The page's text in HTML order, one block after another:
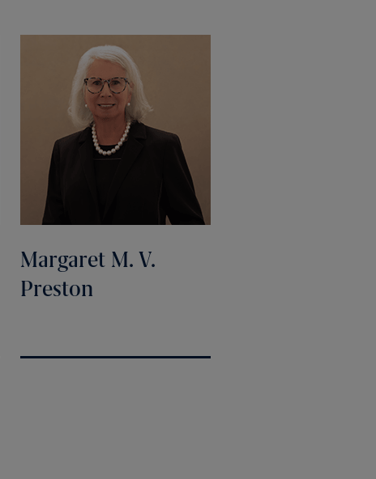
Margaret M. V.
Preston